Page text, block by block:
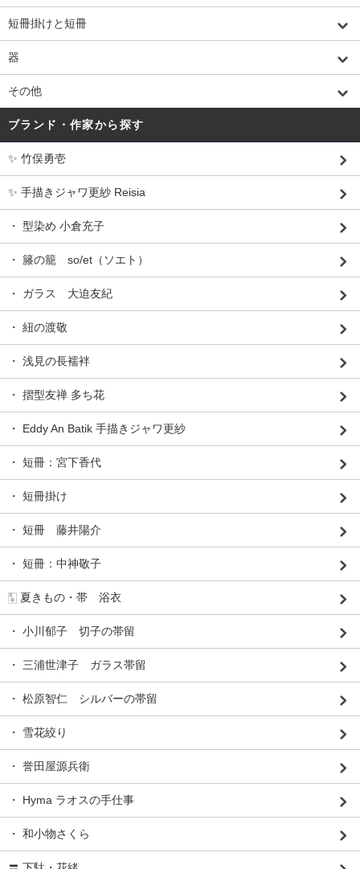
短冊掛けと短冊
器
その他
ブランド・作家から探す
✨ 竹俣勇壱
✨ 手描きジャワ更紗 Reisia
・ 型染め 小倉充子
・ 籐の籠 so/et（ソエト）
・ ガラス 大迫友紀
・ 紐の渡敬
・ 浅見の長襦袢
・ 摺型友禅 多ち花
・ Eddy An Batik 手描きジャワ更紗
・ 短冊：宮下香代
・ 短冊掛け
・ 短冊 藤井陽介
・ 短冊：中神敬子
🀧 夏きもの・帯 浴衣
・ 小川郁子 切子の帯留
・ 三浦世津子 ガラス帯留
・ 松原智仁 シルバーの帯留
・ 雪花絞り
・ 誉田屋源兵衛
・ Hyma ラオスの手仕事
・ 和小物さくら